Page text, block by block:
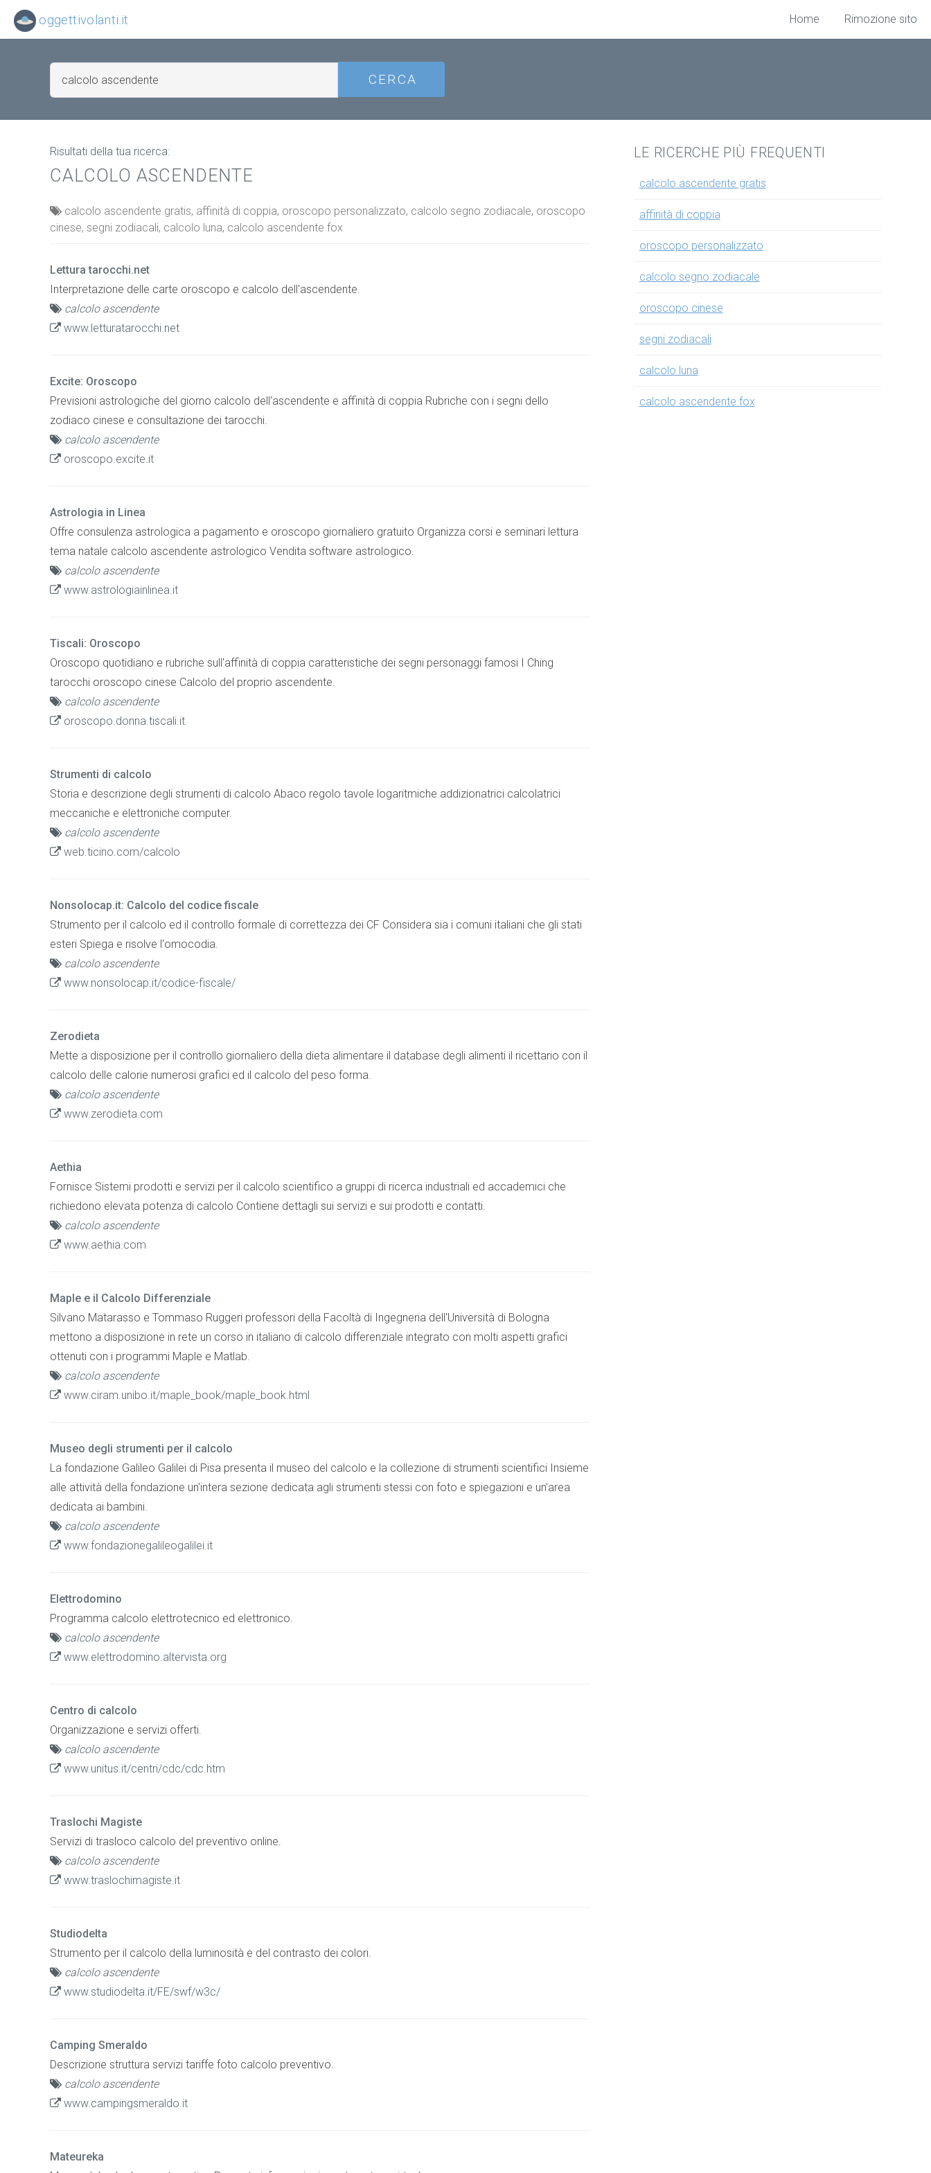
Risultati della tua ricerca:
CALCOLO ASCENDENTE
calcolo ascendente gratis, affinità di coppia, oroscopo personalizzato, calcolo segno zodiacale, oroscopo
cinese, segni zodiacali, calcolo luna, calcolo ascendente fox
Lettura tarocchi.net
Interpretazione delle carte oroscopo e calcolo dell'ascendente.
calcolo ascendente
www.letturatarocchi.net
Excite: Oroscopo
Previsioni astrologiche del giorno calcolo dell'ascendente e affinità di coppia Rubriche con i segni dello
zodiaco cinese e consultazione dei tarocchi.
calcolo ascendente
oroscopo.excite.it
Astrologia in Linea
Offre consulenza astrologica a pagamento e oroscopo giornaliero gratuito Organizza corsi e seminari lettura
tema natale calcolo ascendente astrologico Vendita software astrologico.
calcolo ascendente
www.astrologiainlinea.it
Tiscali: Oroscopo
Oroscopo quotidiano e rubriche sull'affinità di coppia caratteristiche dei segni personaggi famosi I Ching
tarocchi oroscopo cinese Calcolo del proprio ascendente.
calcolo ascendente
oroscopo.donna.tiscali.it
Strumenti di calcolo
Storia e descrizione degli strumenti di calcolo Abaco regolo tavole logaritmiche addizionatrici calcolatrici
meccaniche e elettroniche computer.
calcolo ascendente
web.ticino.com/calcolo
Nonsolocap.it: Calcolo del codice fiscale
Strumento per il calcolo ed il controllo formale di correttezza dei CF Considera sia i comuni italiani che gli stati
esteri Spiega e risolve l'omocodia.
calcolo ascendente
www.nonsolocap.it/codice-fiscale/
Zerodieta
Mette a disposizione per il controllo giornaliero della dieta alimentare il database degli alimenti il ricettario con il
calcolo delle calorie numerosi grafici ed il calcolo del peso forma.
calcolo ascendente
www.zerodieta.com
Aethia
Fornisce Sistemi prodotti e servizi per il calcolo scientifico a gruppi di ricerca industriali ed accademici che
richiedono elevata potenza di calcolo Contiene dettagli sui servizi e sui prodotti e contatti.
calcolo ascendente
www.aethia.com
Maple e il Calcolo Differenziale
Silvano Matarasso e Tommaso Ruggeri professori della Facoltà di Ingegneria dell'Università di Bologna
mettono a disposizione in rete un corso in italiano di calcolo differenziale integrato con molti aspetti grafici
ottenuti con i programmi Maple e Matlab.
calcolo ascendente
www.ciram.unibo.it/maple_book/maple_book.html
Museo degli strumenti per il calcolo
La fondazione Galileo Galilei di Pisa presenta il museo del calcolo e la collezione di strumenti scientifici Insieme
alle attività della fondazione un'intera sezione dedicata agli strumenti stessi con foto e spiegazioni e un'area
dedicata ai bambini.
calcolo ascendente
www.fondazionegalileogalilei.it
Elettrodomino
Programma calcolo elettrotecnico ed elettronico.
calcolo ascendente
www.elettrodomino.altervista.org
Centro di calcolo
Organizzazione e servizi offerti.
calcolo ascendente
www.unitus.it/centri/cdc/cdc.htm
Traslochi Magiste
Servizi di trasloco calcolo del preventivo online.
calcolo ascendente
www.traslochimagiste.it
Studiodelta
Strumento per il calcolo della luminosità e del contrasto dei colori.
calcolo ascendente
www.studiodelta.it/FE/swf/w3c/
Camping Smeraldo
Descrizione struttura servizi tariffe foto calcolo preventivo.
calcolo ascendente
www.campingsmeraldo.it
Mateureka
LE RICERCHE PIÙ FREQUENTI
calcolo ascendente gratis
affinità di coppia
oroscopo personalizzato
calcolo segno zodiacale
oroscopo cinese
segni zodiacali
calcolo luna
calcolo ascendente fox
oggettivolanti.it Home Rimozione sito